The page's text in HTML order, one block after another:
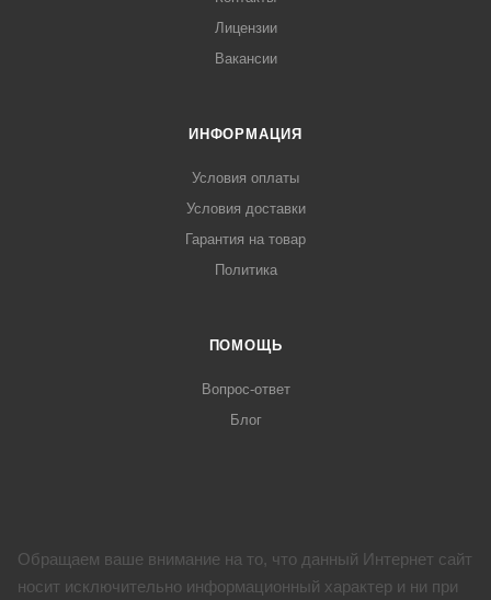
Лицензии
Вакансии
ИНФОРМАЦИЯ
Условия оплаты
Условия доставки
Гарантия на товар
Политика
ПОМОЩЬ
Вопрос-ответ
Блог
Обращаем ваше внимание на то, что данный Интернет сайт
носит исключительно информационный характер и ни при